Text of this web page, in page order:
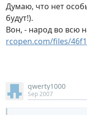
Думаю, что нет
будут!).
Вон, - народ во всю
rcopen.com/files/
qwerty1000
Sep 2007